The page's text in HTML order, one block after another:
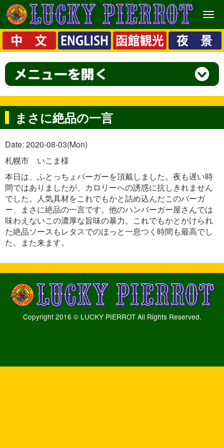
メ
ニ
ュ
ー
まさに絶品の一言
Date: 2020-08-03(Mon)
札幌市 いこま様
本日は、ふとっちょバーガーを頂戴しました。夜も遅い時
間ではありましたが、カロリーへの誘惑に抗しきれません
でした。人気具材をこれでもかと詰め込んだこのバーガ
ー、まさに絶品の一言です。他のハンバーガー屋さんでは
味わえないこの濃厚な旨味の暴力。これでもかとかけられ
た絶品ソースもレタスでのほっと一息つく時間も最高でし
た。また来ます。
Copyright 2016 © LUCKY PIERROT All Rights Reserved.